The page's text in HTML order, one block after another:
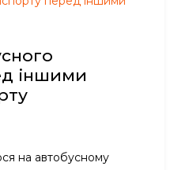
іншими
на автобусному